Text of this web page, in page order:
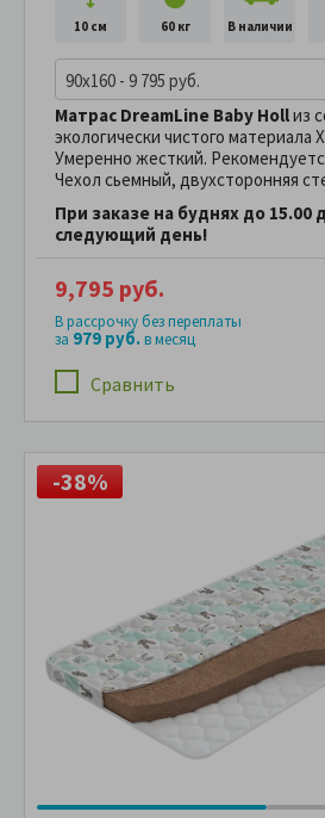
10 см 60 кг В наличии
90x160 - 9 795 руб.
Матрас DreamLine Baby Hollиз
экологически чистого материала
Умеренно жесткий.
Чехол сьемный, двухсторонняя
При заказе на буднях до 15.00
следующий день!
Сравнить
9,795 руб.
В рассрочку без переплаты
за 979 руб.в месяц
-38%